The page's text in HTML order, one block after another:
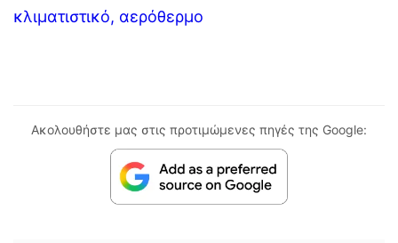
κλιματιστικό, αερόθερμο
Ακολουθήστε μας στις προτιμώμενες πηγές της Google: